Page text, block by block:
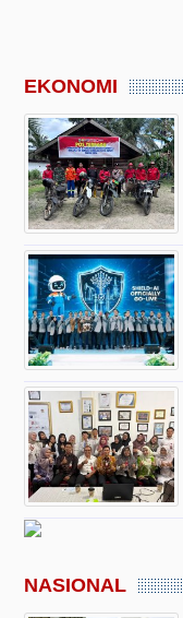
EKONOMI
NASIONAL